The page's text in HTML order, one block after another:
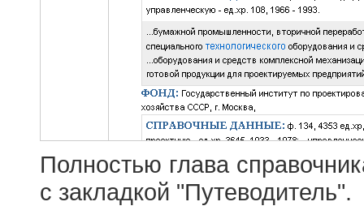
Полностью глава
с закладкой "Путеводитель".